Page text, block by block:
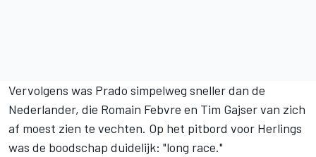
Vervolgens was Prado simpelweg sneller dan de
Nederlander, die Romain Febvre en Tim Gajser van zich
af moest zien te vechten. Op het pitbord voor Herlings
was de boodschap duidelijk: "long race."